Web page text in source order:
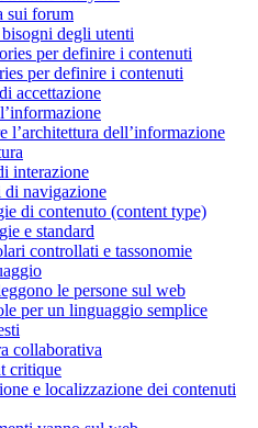
sui forum
degli utenti
per definire i contenuti
per definire i contenuti
accettazione
l’architettura dell’informazione
interazione
di navigazione
di contenuto (content type)
e standard
controllati e tassonomie
le persone sul web
per un linguaggio semplice
collaborativa
critique
e localizzazione dei contenuti